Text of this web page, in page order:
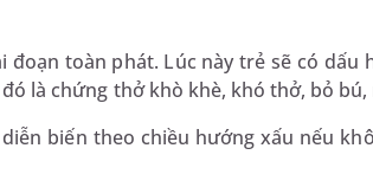
đoạn toàn phát. Lúc này trẻ sẽ có dấu
là chứng thở khò khè, khó thở, bỏ
biến theo chiều hướng xấu nếu